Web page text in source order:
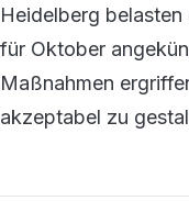
Heidelberg
für Oktober
Maßnahmen
akzeptabel zu